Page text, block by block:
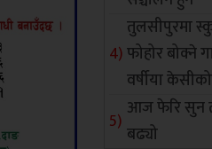
तुलसीपुरमा
फोहोर बोक्ने
वर्षीया
आज फेरि सुन
बढ्यो